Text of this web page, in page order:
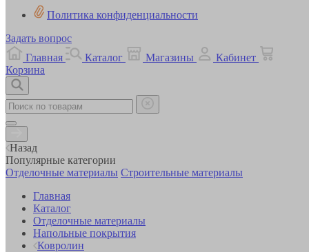
Политика конфиденциальности
Задать вопрос
Главная
Каталог Магазины
Кабинет
Корзина
Назад
Популярные категории
Отделочные материалы Строительные материалы
Главная
Каталог
Отделочные материалы
Напольные покрытия
Ковролин